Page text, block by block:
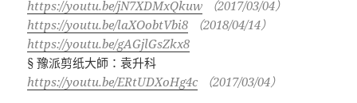
https://youtu.be/jN7XDMxQkuw
（2017/03/04）
https://youtu.be/laXOobtVbi8
（2018/04/14）
https://youtu.be/gAGjlGsZkx8
§豫派剪纸大師：袁升科
https://youtu.be/ERtUDXoHg4c
（2017/03/04）